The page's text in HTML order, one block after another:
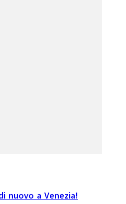
nuovo a Venezia!